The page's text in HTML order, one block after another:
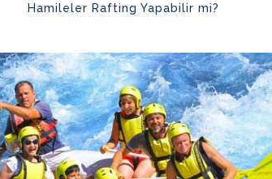
Hamileler Rafting Yapabilir mi?